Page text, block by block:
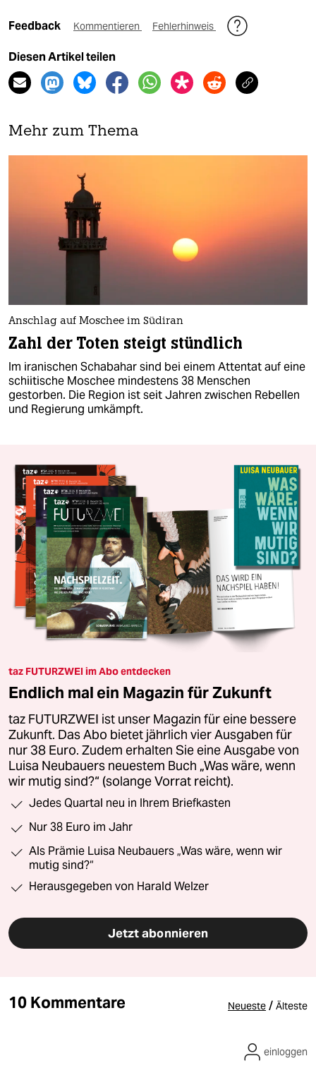
Feedback Kommentieren Fehlerhinweis
Diesen Artikel teilen
Mehr zum Thema
Anschlag auf Moschee im Südiran
Zahl der Toten steigt stündlich
Im iranischen Schabahar sind bei einem Attentat auf eine
schiitische Moschee mindestens 38 Menschen
gestorben. Die Region ist seit Jahren zwischen Rebellen
und Regierung umkämpft.
taz FUTURZWEI im Abo entdecken
Endlich mal ein Magazin für Zukunft
taz FUTURZWEI ist unser Magazin für eine bessere
Zukunft. Das Abo bietet jährlich vier Ausgaben für
nur 38 Euro. Zudem erhalten Sie eine Ausgabe von
Luisa Neubauers neuestem Buch „Was wäre, wenn
wir mutig sind?“ (solange Vorrat reicht).
Jedes Quartal neu in Ihrem Briefkasten
Nur 38 Euro im Jahr
Als Prämie Luisa Neubauers „Was wäre, wenn wir
mutig sind?“
Herausgegeben von Harald Welzer
Jetzt abonnieren
10 Kommentare Neueste / Älteste
einloggen